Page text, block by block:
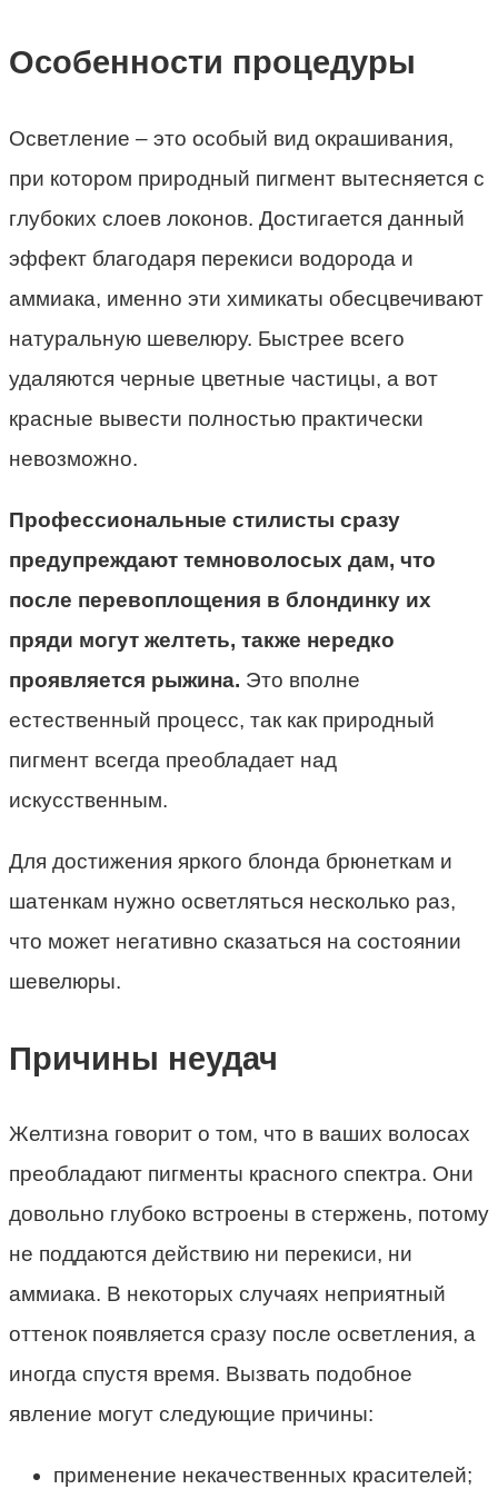
Особенности процедуры
Осветление – это особый вид окрашивания,
при котором природный пигмент вытесняется с
глубоких слоев локонов. Достигается данный
эффект благодаря перекиси водорода и
аммиака, именно эти химикаты обесцвечивают
натуральную шевелюру. Быстрее всего
удаляются черные цветные частицы, а вот
красные вывести полностью практически
невозможно.
Профессиональные стилисты сразу
предупреждают темноволосых дам, что
после перевоплощения в блондинку их
пряди могут желтеть, также нередко
проявляется рыжина. Это вполне
естественный процесс, так как природный
пигмент всегда преобладает над
искусственным.
Для достижения яркого блонда брюнеткам и
шатенкам нужно осветляться несколько раз,
что может негативно сказаться на состоянии
шевелюры.
Причины неудач
Желтизна говорит о том, что в ваших волосах
преобладают пигменты красного спектра. Они
довольно глубоко встроены в стержень, потому
не поддаются действию ни перекиси, ни
аммиака. В некоторых случаях неприятный
оттенок появляется сразу после осветления, а
иногда спустя время. Вызвать подобное
явление могут следующие причины:
применение некачественных красителей;